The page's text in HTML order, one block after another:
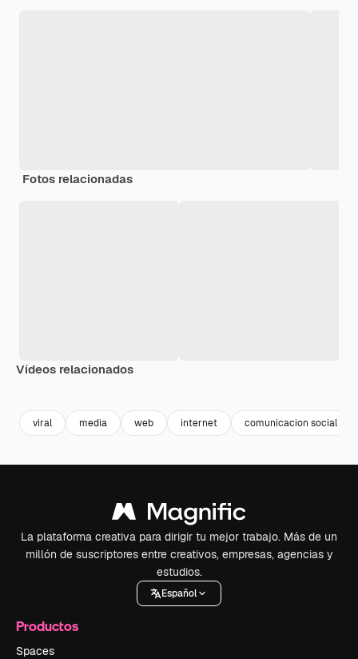
Fotos relacionadas
Vídeos relacionados
viral media web internet comunicacion social
La plataforma creativa para dirigir tu mejor trabajo. Más de un
millón de suscriptores entre creativos, empresas, agencias y
estudios.
Español
Productos
Spaces